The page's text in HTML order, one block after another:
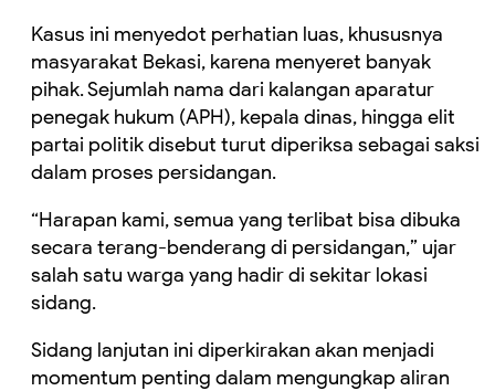
Kasus ini menyedot perhatian luas, khususnya
masyarakat Bekasi, karena menyeret banyak
pihak. Sejumlah nama dari kalangan aparatur
penegak hukum (APH), kepala dinas, hingga elit
partai politik disebut turut diperiksa sebagai saksi
dalam proses persidangan.
“Harapan kami, semua yang terlibat bisa dibuka
secara terang-benderang di persidangan,” ujar
salah satu warga yang hadir di sekitar lokasi
sidang.
Sidang lanjutan ini diperkirakan akan menjadi
momentum penting dalam mengungkap aliran